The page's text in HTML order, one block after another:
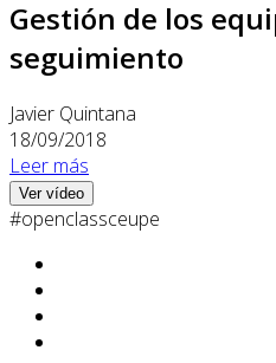
Gestión de los
seguimiento
Javier Quintana
18/09/2018
Leer más
Ver vídeo
#openclassceupe